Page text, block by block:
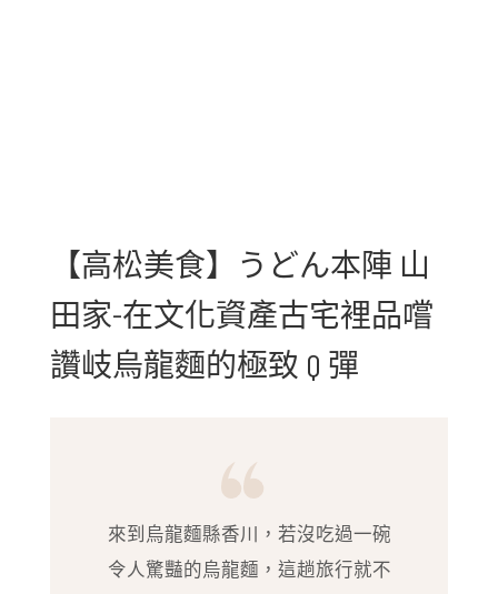
【高松美食】うどん本陣 山
田家-在文化資產古宅裡品嚐
讚岐烏龍麵的極致 Q 彈
來到烏龍麵縣香川，若沒吃過一碗
令人驚豔的烏龍麵，這趟旅行就不